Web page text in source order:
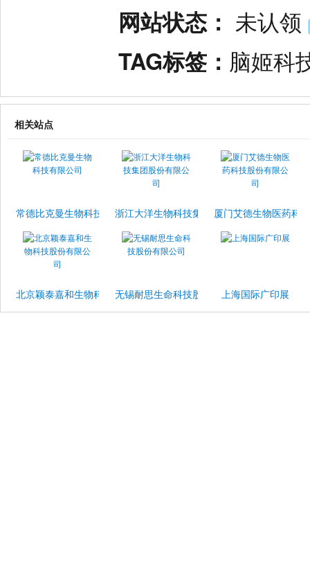
网站状态： 未认领
TAG标签： 脑姬科
相关站点
常德比克曼生物科技有限公司浙江大洋生物科技集团股份有限公司
厦门艾德生物医药科
北京颖泰嘉和生物科技股份有限公司无锡耐思生命科技股份有限公司上海国际广印展